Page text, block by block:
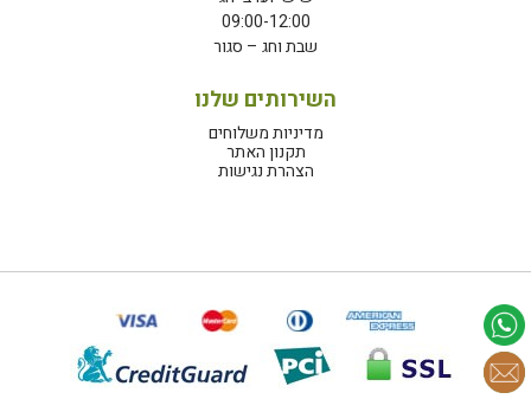
09:00-12:00
שבת וחג – סגור
השירותים שלנו
מדיניות משלוחים
תקנון האתר
הצהרת נגישות